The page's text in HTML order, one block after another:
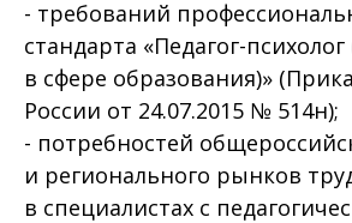
- требований
стандарта «Педагог-
в сфере образования)»
России от 24.07.2015 № 514н);
- потребностей
и регионального рынков
в специалистах с